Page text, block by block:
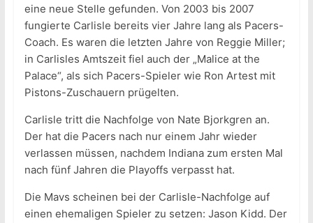
eine neue Stelle gefunden. Von 2003 bis 2007
fungierte Carlisle bereits vier Jahre lang als Pacers-
Coach. Es waren die letzten Jahre von Reggie Miller;
in Carlisles Amtszeit fiel auch der „Malice at the
Palace“, als sich Pacers-Spieler wie Ron Artest mit
Pistons-Zuschauern prügelten.
Carlisle tritt die Nachfolge von Nate Bjorkgren an.
Der hat die Pacers nach nur einem Jahr wieder
verlassen müssen, nachdem Indiana zum ersten Mal
nach fünf Jahren die Playoffs verpasst hat.
Die Mavs scheinen bei der Carlisle-Nachfolge auf
einen ehemaligen Spieler zu setzen: Jason Kidd. Der